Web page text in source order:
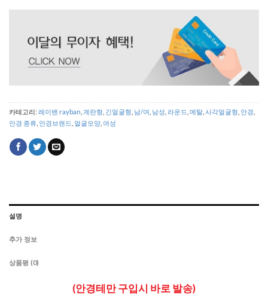
카테고리: 레이밴 rayban 계란형 긴얼굴형 남/여 남성 라운드 메탈 사각얼굴형 안경
안경 종류 안경브랜드 얼굴모양 여성
설명
추가 정보
상품평 (0)
(안경테만 구입시 바로 발송)